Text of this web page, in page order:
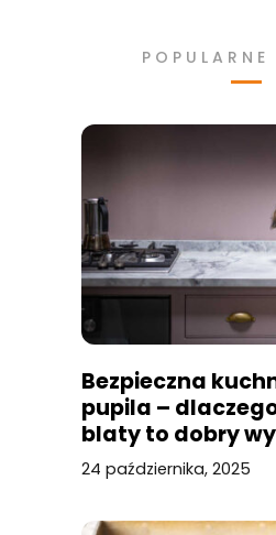
Bezpieczna
pupila –
blaty to dobry
24 października, 2025